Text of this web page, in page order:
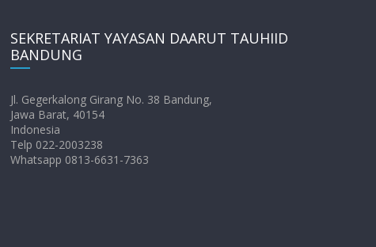
SEKRETARIAT YAYASAN DAARUT TAUHIID
BANDUNG
Jl. Gegerkalong Girang No. 38 Bandung,
Jawa Barat, 40154
Indonesia
Telp 022-2003238
Whatsapp 0813-6631-7363